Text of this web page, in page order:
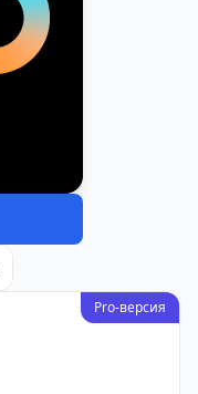
Pro-версия